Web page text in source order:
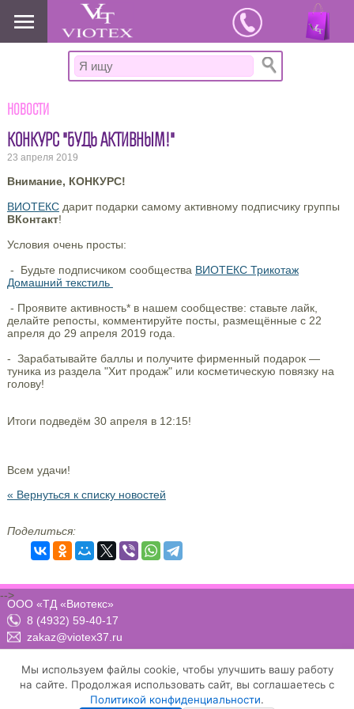
www.viotex37.ru
Новости
КОНКУРС "БУДЬ АКТИВНЫМ!"
23 апреля 2019
Внимание, КОНКУРС!
ВИОТЕКСдарит подарки самому активному подписчику группы
ВКонтакт!
Условия очень просты:
- Будьте подписчиком сообщества ВИОТЕКС Трикотаж
Домашний текстиль
- Проявите активность* в нашем сообществе: ставьте лайк,
делайте репосты, комментируйте посты, размещённые с 22
апреля до 29 апреля 2019 года.
- Зарабатывайте баллы и получите фирменный подарок —
туника из раздела "Хит продаж" или косметическую повязку на
голову!
Итоги подведём 30 апреля в 12:15!
Всем удачи!
« Вернуться к списку новостей
Поделиться:
ООО «ТД «Виотекс»
8 (4932) 59-40-17
zakaz@viotex37.ru
-->
Мы используем файлы cookie, чтобы улучшить вашу работу
на сайте. Продолжая использовать сайт, вы соглашаетесь с
Политикой конфиденциальности.